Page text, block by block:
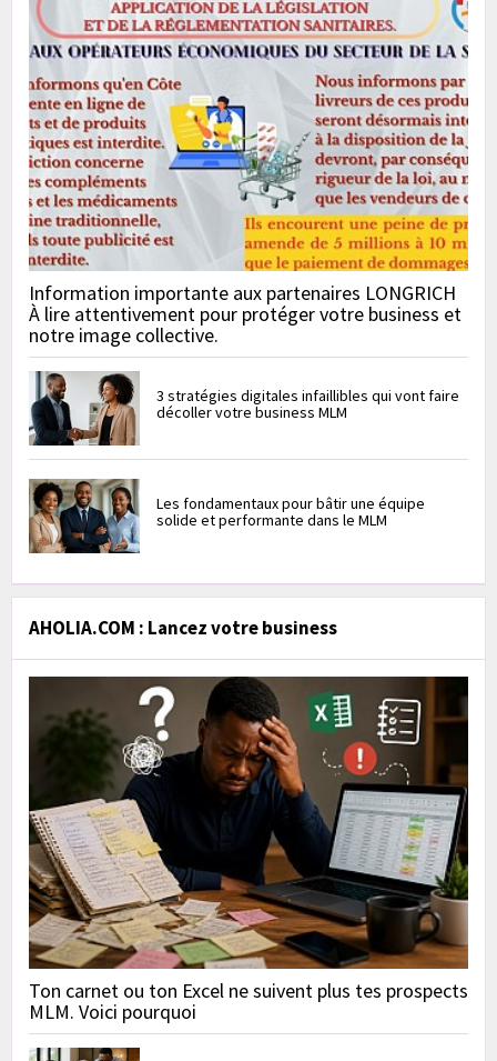
Information importante aux partenaires LONGRICH
À lire attentivement pour protéger votre business et
notre image collective.
3 stratégies digitales infaillibles qui vont faire
décoller votre business MLM
Les fondamentaux pour bâtir une équipe
solide et performante dans le MLM
AHOLIA.COM : Lancez votre business
Ton carnet ou ton Excel ne suivent plus tes prospects
MLM. Voici pourquoi